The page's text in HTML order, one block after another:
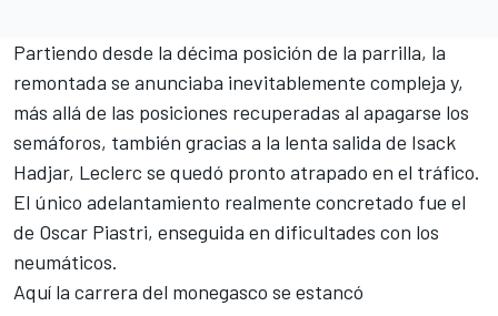
Partiendo desde la décima posición de la parrilla, la
remontada se anunciaba inevitablemente compleja y,
más allá de las posiciones recuperadas al apagarse los
semáforos, también gracias a la lenta salida de Isack
Hadjar, Leclerc se quedó pronto atrapado en el tráfico.
El único adelantamiento realmente concretado fue el
de Oscar Piastri, enseguida en dificultades con los
neumáticos.
Aquí la carrera del monegasco se estancó